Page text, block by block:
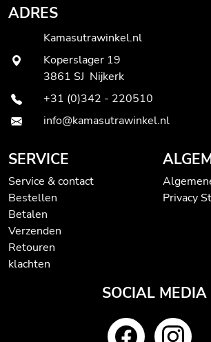
ADRES
Kamasutrawinkel.nl
Koperslager 19
3861 SJ Nijkerk
+31 (0)342 - 220510
info@kamasutrawinkel.nl
SERVICE
Service & contact
Bestellen
Betalen
Verzenden
Retouren
klachten
Privacy
SOCIAL MEDIA